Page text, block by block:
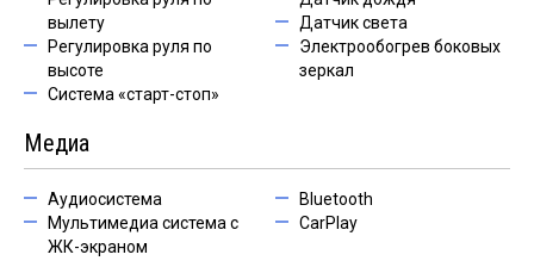
вылету
Регулировка руля по
высоте
Система «старт-стоп»
Датчик света
Электрообогрев боковых
зеркал
Медиа
Аудиосистема
Мультимедиа система с
ЖК-экраном
Bluetooth
CarPlay